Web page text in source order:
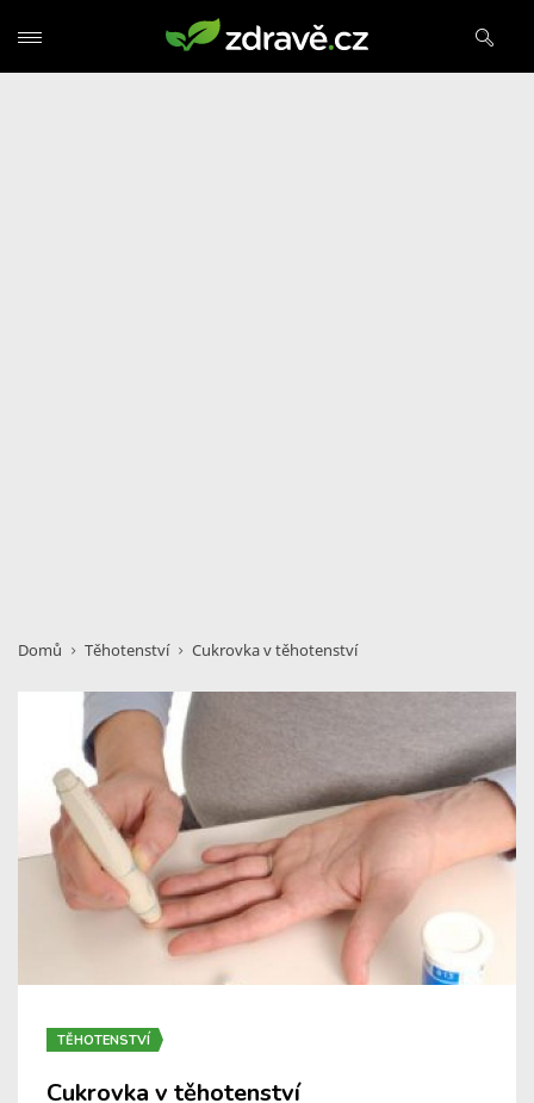
Domů Těhotenství Cukrovka v těhotenství
TĚHOTENSTVÍ
Cukrovka v těhotenství